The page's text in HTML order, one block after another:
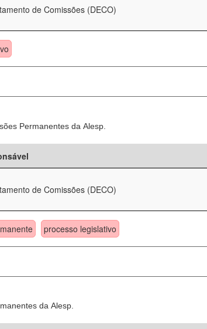
de Comissões (DECO)
Permanentes da Alesp.
de Comissões (DECO)
processo legislativo
da Alesp.